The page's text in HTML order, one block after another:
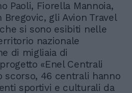
Paoli, Fiorella Mannoia,
Bregovic, gli Avion Travel
si sono esibiti nelle
nazionale
di migliaia di
«Enel Centrali
scorso, 46 centrali hanno
sportivi e culturali da